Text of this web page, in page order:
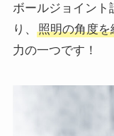
ボールジョイント
り、
照明の角度
力の一つです！